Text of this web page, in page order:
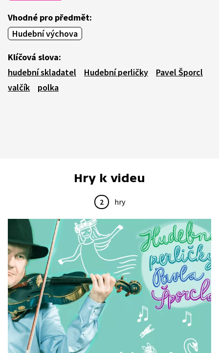
Vhodné pro předmět:
Hudební výchova
Klíčová slova:
hudební skladatel
Hudební perličky
Pavel Šporcl
valčík
polka
Hry k videu
2 hry